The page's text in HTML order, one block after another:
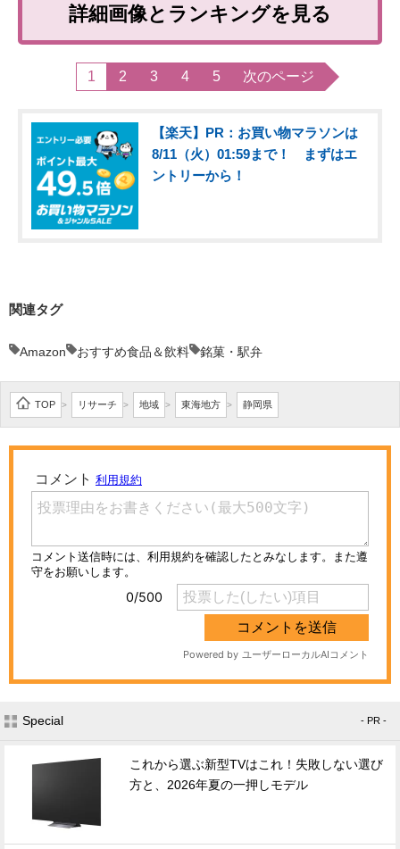
詳細画像とランキングを見る
1 2 3 4 5 次のページ
【楽天】PR：お買い物マラソンは
8/11（火）01:59まで！ まずはエ
ントリーから！
関連タグ
Amazon おすすめ食品＆飲料 銘菓・駅弁
TOP > リサーチ > 地域 > 東海地方 > 静岡県
Special - PR -
これから選ぶ新型TVはこれ！失敗しない選び
方と、2026年夏の一押しモデル